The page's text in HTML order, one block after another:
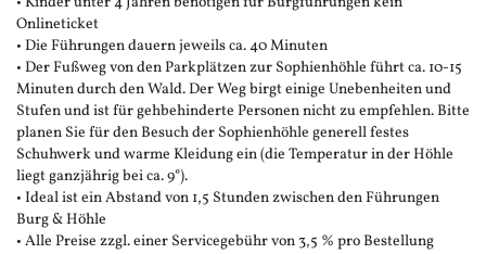
Onlineticket
• Die Führungen dauern jeweils ca. 40 Minuten
• Der Fußweg von den Parkplätzen zur Sophienhöhle führt ca. 10-15
Minuten durch den Wald. Der Weg birgt einige Unebenheiten und
Stufen und ist für gehbehinderte Personen nicht zu empfehlen. Bitte
planen Sie für den Besuch der Sophienhöhle generell festes
Schuhwerk und warme Kleidung ein (die Temperatur in der Höhle
liegt ganzjährig bei ca. 9°).
• Ideal ist ein Abstand von 1,5 Stunden zwischen den Führungen
Burg & Höhle
• Alle Preise zzgl. einer Servicegebühr von 3,5 % pro Bestellung